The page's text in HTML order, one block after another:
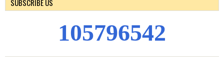
SUBSCRIBE US
105796542